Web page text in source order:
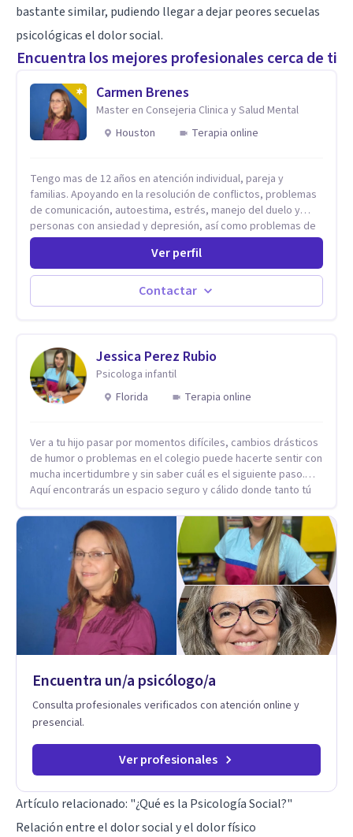
bastante similar, pudiendo llegar a dejar peores secuelas
psicológicas el dolor social.
Encuentra los mejores profesionales cerca de ti
Carmen Brenes
Master en Consejeria Clinica y Salud Mental
Houston
Terapia online
Tengo mas de 12 años en atención individual, pareja y
familias. Apoyando en la resolución de conflictos, problemas
de comunicación, autoestima, estrés, manejo del duelo y
personas con ansiedad y depresión, así como problemas de
conducta y comportamiento. Desarrollo de personas
Estableciendo metas a corto y largo plazo, es vital para la
vida de cada uno tener su propia vision.
Ver perfil
Contactar
Jessica Perez Rubio
Psicologa infantil
Florida
Terapia online
Ver a tu hijo pasar por momentos difíciles, cambios drásticos
de humor o problemas en el colegio puede hacerte sentir con
mucha incertidumbre y sin saber cuál es el siguiente paso.
Aquí encontrarás un espacio seguro y cálido donde tanto tú
comprendidos y apoyados para recuperar la tranquilidad en
herramientas prácticas y dinámicas adaptadas a la edad de
cada menor, dejando de lado las etiquetas y los tecnicismos.
Mi forma de trabajar se centra en entender las emociones
que hay detrás del comportamiento, ayudándoles a
desarrollar la confianza necesaria para superar sus retos y
fortaleciendo la comunicación entre ustedes. Acompaño a
niños y adolescentes que están lidiando con la ansiedad, la
padres que buscan orientación y pautas claras para educar
primer paso hacia una convivencia familiar más armoniosa,
agenda tu sesión y empecemos a trabajar juntos.
Encuentra un/a psicólogo/a
Consulta profesionales verificados con atención online y
presencial.
Ver profesionales
Artículo relacionado: "¿Qué es la Psicología Social?"
Relación entre el dolor social y el dolor físico